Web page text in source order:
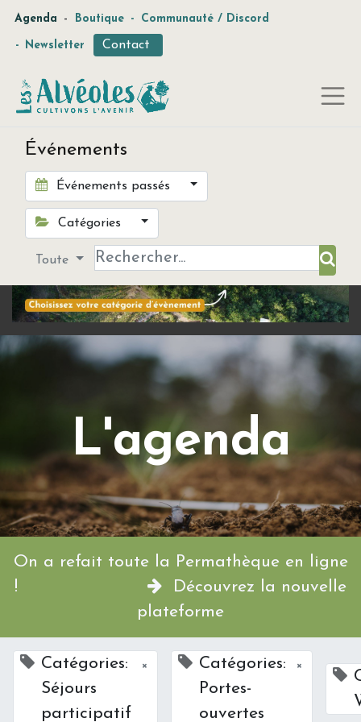
Agenda - Boutique - Communauté / Discord
- Newsletter Contact
Événements
Événements passés
Catégories
Toute
L'agenda
On a refait toute la Permathèque en ligne
!
Découvrez la nouvelle
plateforme
Catégories:
Séjours
participatif
×
Catégories:
Portes-
ouvertes
×